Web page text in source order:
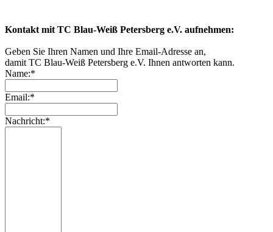
Kontakt mit TC Blau-Weiß Petersberg e.V. aufnehmen:
Geben Sie Ihren Namen und Ihre Email-Adresse an,
damit TC Blau-Weiß Petersberg e.V. Ihnen antworten kann.
Name:*
Email:*
Nachricht:*